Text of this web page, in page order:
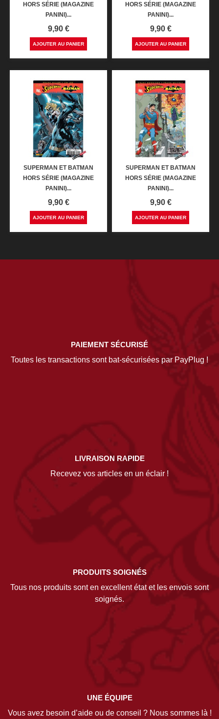
HORS SÉRIE (MAGAZINE
PANINI)...
Prix
9,90 €
AJOUTER AU PANIER
HORS SÉRIE (MAGAZINE
PANINI)...
Prix
9,90 €
AJOUTER AU PANIER
SUPERMAN ET BATMAN
HORS SÉRIE (MAGAZINE
PANINI)...
Prix
9,90 €
AJOUTER AU PANIER
SUPERMAN ET BATMAN
HORS SÉRIE (MAGAZINE
PANINI)...
Prix
9,90 €
AJOUTER AU PANIER
PAIEMENT SÉCURISÉ
Toutes les transactions sont bat-sécurisées par PayPlug !
LIVRAISON RAPIDE
Recevez vos articles en un éclair !
PRODUITS SOIGNÉS
Tous nos produits sont en excellent état et les envois sont
soignés.
UNE ÉQUIPE
Vous avez besoin d’aide ou de conseil ? Nous sommes là !